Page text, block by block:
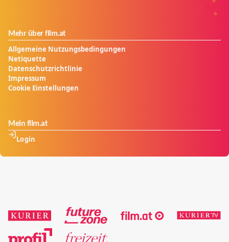
Mehr über film.at
Allgemeine Nutzungsbedingungen
Netiquette
Datenschutzrichtlinie
Impressum
Cookie Einstellungen
Mein film.at
Login